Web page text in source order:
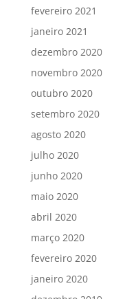
fevereiro 2021
janeiro 2021
dezembro 2020
novembro 2020
outubro 2020
setembro 2020
agosto 2020
julho 2020
junho 2020
maio 2020
abril 2020
março 2020
fevereiro 2020
janeiro 2020